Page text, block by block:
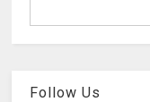
Follow Us